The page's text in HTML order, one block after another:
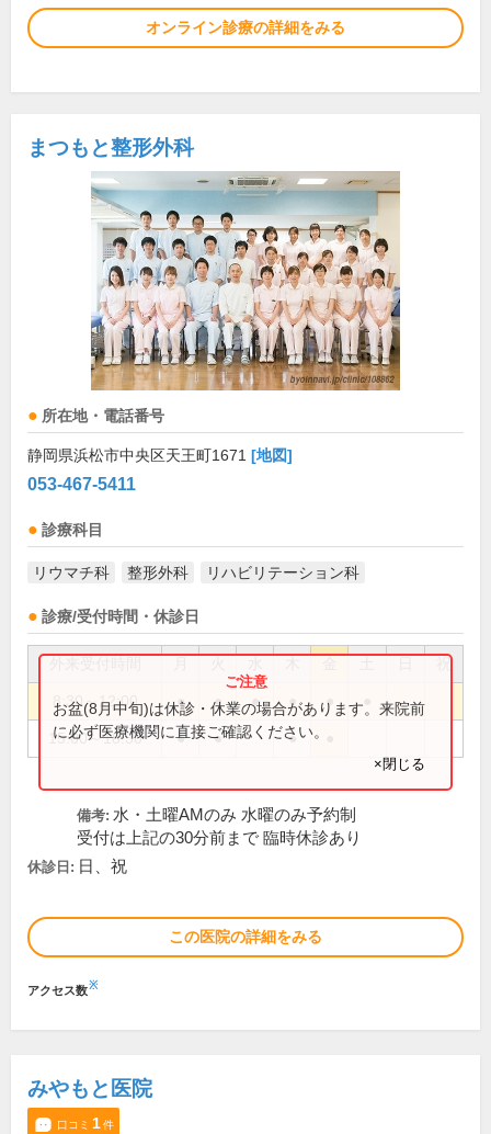
オンライン診療の詳細をみる
まつもと整形外科
所在地・電話番号
静岡県浜松市中央区天王町1671 [地図]
053-467-5411
診療科目
リウマチ科 整形外科 リハビリテーション科
診療/受付時間・休診日
祝
8:30～12:00 ● ● ● ● ●
15:00～18:30 ● ● ●
お盆(8月中旬)は休診・休業の場合があります。来院前
に必ず医療機関に直接ご確認ください。
×閉じる
備考: 水・土曜AMのみ 水曜のみ予約制
受付は上記の30分前まで 臨時休診あり
休診日: 日、祝
この医院の詳細をみる
アクセス数※
みやもと医院
口コミ 1件